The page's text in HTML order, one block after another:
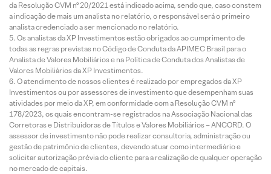
da Resolução CVM nº 20/2021 está indicado acima, sendo que, caso constem
a indicação de mais um analista no relatório, o responsável será o primeiro
analista credenciado a ser mencionado no relatório.
Os analistas da XP Investimentos estão obrigados ao cumprimento de
todas as regras previstas no Código de Conduta da APIMEC Brasil para o
Analista de Valores Mobiliários e na Política de Conduta dos Analistas de
Valores Mobiliários da XP Investimentos.
O atendimento de nossos clientes é realizado por empregados da XP
Investimentos ou por assessores de investimento que desempenham suas
atividades por meio da XP, em conformidade com a Resolução CVM nº
178/2023, os quais encontram-se registrados na Associação Nacional das
Corretoras e Distribuidoras de Títulos e Valores Mobiliários – ANCORD. O
assessor de investimento não pode realizar consultoria, administração ou
gestão de patrimônio de clientes, devendo atuar como intermediário e
solicitar autorização prévia do cliente para a realização de qualquer operação
no mercado de capitais.